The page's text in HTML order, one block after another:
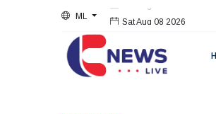
ML Sat Aug 08 2026